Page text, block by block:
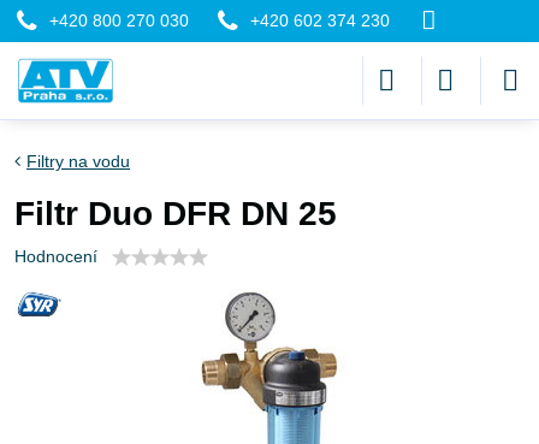
+420 800 270 030 +420 602 374 230
Filtry na vodu
Filtr Duo DFR DN 25
Hodnocení